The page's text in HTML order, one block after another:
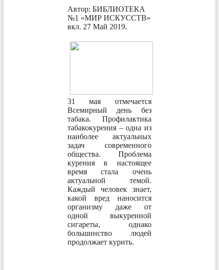
Автор: БИБЛИОТЕКА
№1 «МИР ИСКУССТВ»
вкл. 27 Май 2019.
31 мая отмечается
Всемирный день без
табака. Профилактика
табакокурения – одна из
наиболее актуальных
задач современного
общества. Проблема
курения в настоящее
время стала очень
актуальной темой.
Каждый человек знает,
какой вред наносится
организму даже от
одной выкуренной
сигареты, однако
большинство людей
продолжает курить.